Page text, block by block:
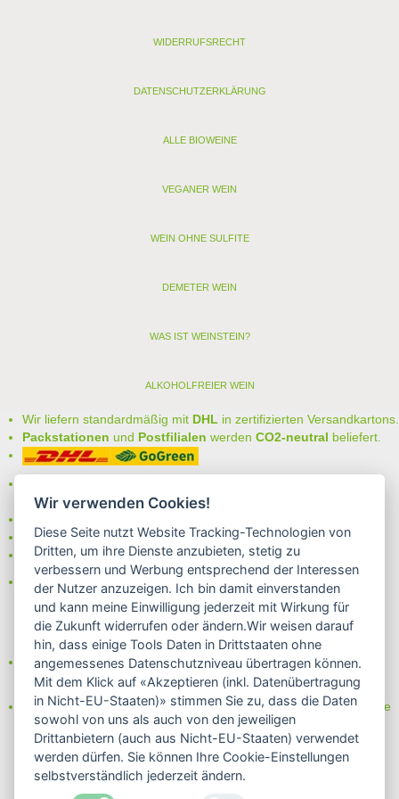
> Alle anderen Weine von KNOBLOCH - Ober-Flörsheim
WIDERRUFSRECHT
DATENSCHUTZERKLÄRUNG
ALLE BIOWEINE
VEGANER WEIN
WEIN OHNE SULFITE
DEMETER WEIN
WAS IST WEINSTEIN?
ALKOHOLFREIER WEIN
Wir liefern standardmäßig mit DHL in zertifizierten Versandkartons.
Packstationen und Postfilialen werden CO2-neutral beliefert.
auswählen:
- Rechnung
- Lastschrift/Bankeinzug
Das Internetsiegel "GEPRÜFTER SHOP – Sicher einkaufen":
Partner von:
Wine in Moderation - bewußt genießen
Erfahren Sie mehr über Biowein in unserem Blog oder Folgen Sie
uns!
Blog
Facebook
Instagram
Wir verwenden Cookies!
Diese Seite nutzt Website Tracking-Technologien von
Dritten, um ihre Dienste anzubieten, stetig zu
verbessern und Werbung entsprechend der Interessen
der Nutzer anzuzeigen. Ich bin damit einverstanden
und kann meine Einwilligung jederzeit mit Wirkung für
die Zukunft widerrufen oder ändern.Wir weisen darauf
hin, dass einige Tools Daten in Drittstaaten ohne
angemessenes Datenschutzniveau übertragen können.
Mit dem Klick auf «Akzeptieren (inkl. Datenübertragung
in Nicht-EU-Staaten)» stimmen Sie zu, dass die Daten
sowohl von uns als auch von den jeweiligen
Drittanbietern (auch aus Nicht-EU-Staaten) verwendet
werden dürfen. Sie können Ihre Cookie-Einstellungen
selbstverständlich jederzeit ändern.